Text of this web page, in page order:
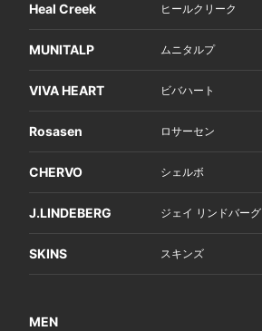
Heal Creek ヒールクリーク
MUNITALP ムニタルプ
VIVA HEART ビバハート
Rosasen ロサーセン
CHERVO シェルボ
J.LINDEBERG ジェイ リンドバーグ
SKINS スキンズ
MEN